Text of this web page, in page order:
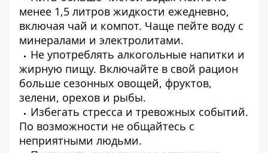
менее 1,5 литров жидкости ежедневно,
включая чай и компот. Чаще пейте воду с
минералами и электролитами.
Не употреблять алкогольные напитки и
жирную пищу. Включайте в свой рацион
больше сезонных овощей, фруктов,
зелени, орехов и рыбы.
Избегать стресса и тревожных событий.
По возможности не общайтесь с
неприятными людьми.